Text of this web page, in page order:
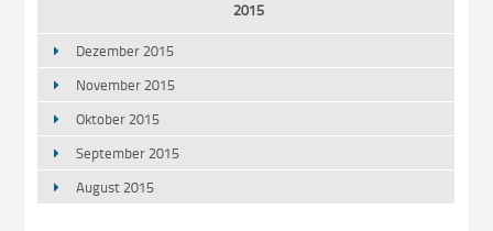
2015
Dezember 2015
November 2015
Oktober 2015
September 2015
August 2015